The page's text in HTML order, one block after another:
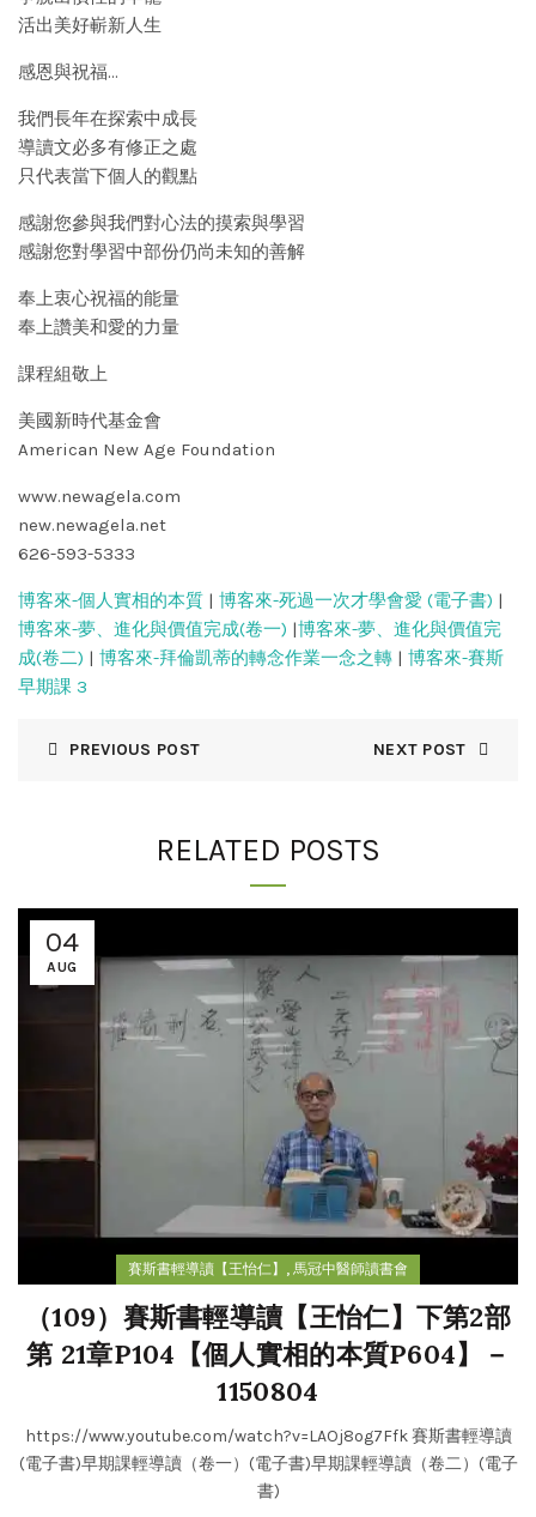
活出美好嶄新人生
感恩與祝福…
我們長年在探索中成長
導讀文必多有修正之處
只代表當下個人的觀點
感謝您參與我們對心法的摸索與學習
感謝您對學習中部份仍尚未知的善解
奉上衷心祝福的能量
奉上讚美和愛的力量
課程組敬上
美國新時代基金會
American New Age Foundation
www.newagela.com
new.newagela.net
626-593-5333
博客來-個人實相的本質 | 博客來-死過一次才學會愛 (電子書) |
博客來-夢、進化與價值完成(卷一) |博客來-夢、進化與價值完
成(卷二) | 博客來-拜倫凱蒂的轉念作業一念之轉 | 博客來-賽斯
早期課 3
PREVIOUS POST NEXT POST
RELATED POSTS
04
AUG
賽斯書輕導讀【王怡仁】 , 馬冠中醫師讀書會
（109）賽斯書輕導讀【王怡仁】下第2部
第 21章P104【個人實相的本質P604】－
1150804
https://www.youtube.com/watch?v=LAOj8og7Ffk 賽斯書輕導讀
(電子書)早期課輕導讀（卷一）(電子書)早期課輕導讀（卷二）(電子
書)